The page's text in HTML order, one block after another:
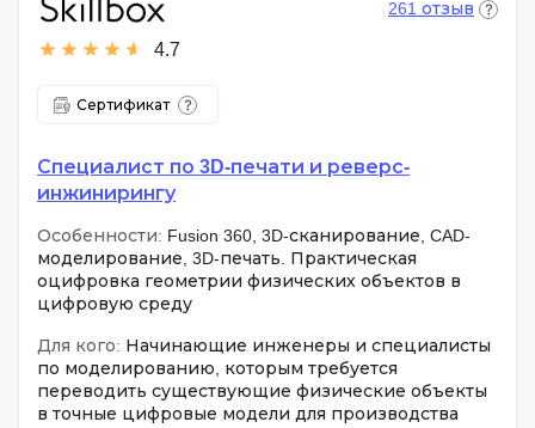
4.7
261 отзыв
Сертификат
Специалист по 3D-печати и реверс-
инжинирингу
Особенности: Fusion 360, 3D-сканирование, CAD-
моделирование, 3D-печать. Практическая
оцифровка геометрии физических объектов в
цифровую среду
Для кого: Начинающие инженеры и специалисты
по моделированию, которым требуется
переводить существующие физические объекты
в точные цифровые модели для производства